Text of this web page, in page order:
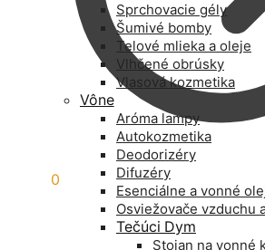
0
Sprchovacie gély
Šumivé bomby
Telové mlieka a oleje
Vlhčené obrúsky
Vlasová kozmetika
Vône
Aróma lampy
Autokozmetika
Deodorizéry
Difuzéry
Esenciálne a vonné
Osviežovače vzduchu
Tečúci Dym
Stojan na vonné